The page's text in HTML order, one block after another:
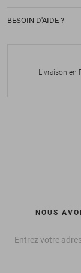
BESOIN D'AIDE ?
Livraison en
NOUS